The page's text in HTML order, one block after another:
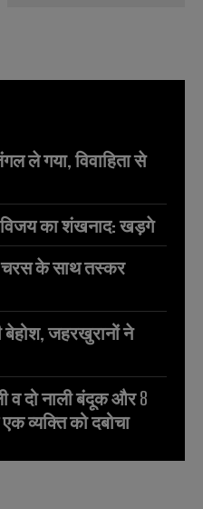
ले गया, विवाहिता से
विजय का शंखनाद: खड़गे
चरस के साथ तस्कर
बेहोश, जहरखुरानों ने
व दो नाली बंदूक और 8
व्यक्ति को दबोचा